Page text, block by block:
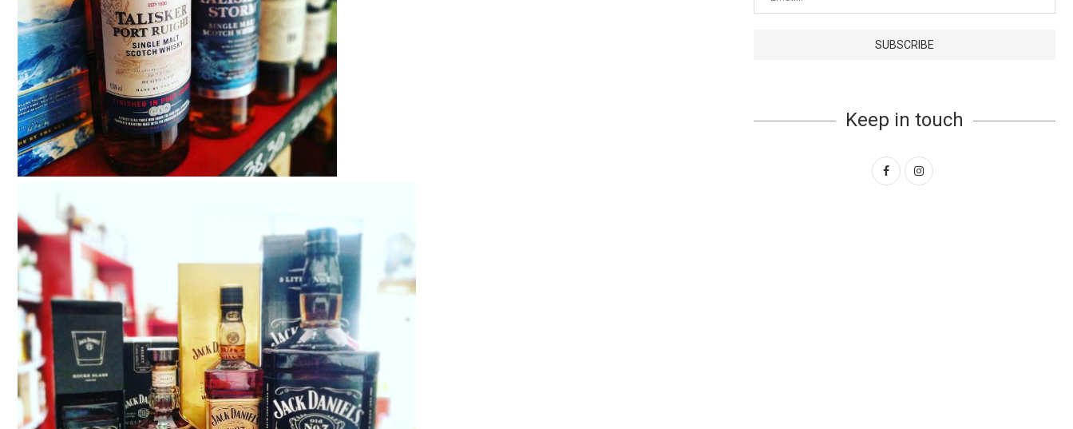
Keep in touch